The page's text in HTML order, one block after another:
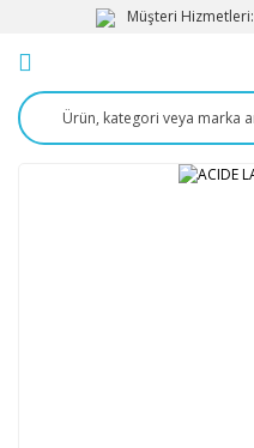
Müşteri Hizmetleri: